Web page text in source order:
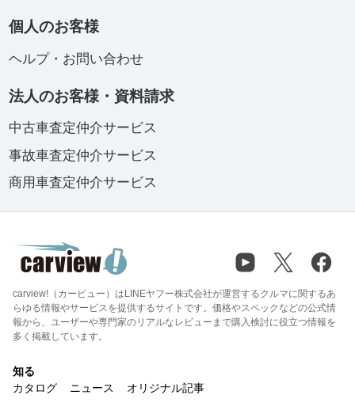
個人のお客様
ヘルプ・お問い合わせ
法人のお客様・資料請求
中古車査定仲介サービス
事故車査定仲介サービス
商用車査定仲介サービス
carview!（カービュー）はLINEヤフー株式会社が運営するクルマに関するあ
らゆる情報やサービスを提供するサイトです。価格やスペックなどの公式情
報から、ユーザーや専門家のリアルなレビューまで購入検討に役立つ情報を
多く掲載しています。
知る
カタログ
ニュース オリジナル記事